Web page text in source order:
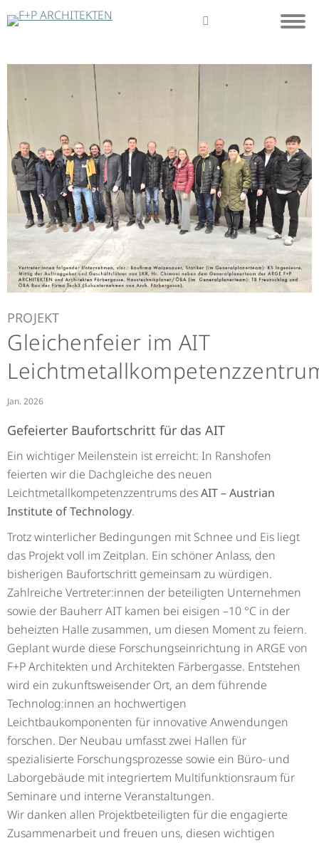
PROJEKT
Gleichenfeier im AIT
Jan. 2026
Gefeierter Baufortschritt für das AIT
Ein wichtiger Meilenstein ist erreicht: In Ranshofen
feierten wir die Dachgleiche des neuen
Leichtmetallkompetenzzentrums desAIT – Austrian
Institute of Technology.
Trotz winterlicher Bedingungen mit Schnee und Eis liegt
das Projekt voll im Zeitplan. Ein schöner Anlass, den
bisherigen Baufortschritt gemeinsam zu würdigen.
Zahlreiche Vertreter:innen der beteiligten Unternehmen
sowie der Bauherr AIT kamen bei eisigen –10 °C in der
beheizten Halle zusammen, um diesen Moment zu feiern.
Geplant wurde diese Forschungseinrichtung in ARGE von
F+P Architekten und Architekten Färbergasse. Entstehen
wird ein zukunftsweisender Ort, an dem führende
Technolog:innen an hochwertigen
Leichtbaukomponenten für innovative Anwendungen
forschen. Der Neubau umfasst zwei Hallen für
spezialisierte Forschungsprozesse sowie ein Büro- und
Laborgebäude mit integriertem Multifunktionsraum für
Seminare und interne Veranstaltungen.
Wir danken allen Projektbeteiligten für die engagierte
Zusammenarbeit und freuen uns, diesen wichtigen